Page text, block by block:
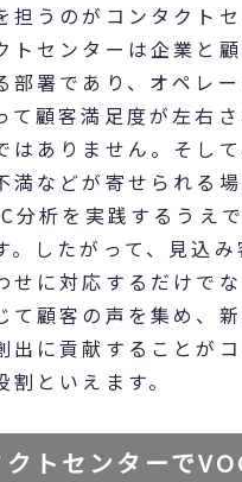
担うのがコンタクトセ
トセンターは企業と
部署であり、オペレ
て顧客満足度が左右
はありません。そし
満などが寄せられる
分析を実践するうえ
。したがって、見込
せに対応するだけで
て顧客の声を集め、
出に貢献することが
割といえます。
クトセンターで